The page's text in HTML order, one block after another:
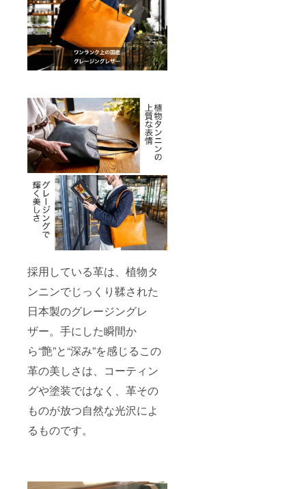
採用している革は、植物タ
ンニンでじっくり鞣された
日本製のグレージングレ
ザー。手にした瞬間か
ら“艶”と“深み”を感じるこの
革の美しさは、コーティン
グや塗装ではなく、革その
ものが放つ自然な光沢によ
るものです。